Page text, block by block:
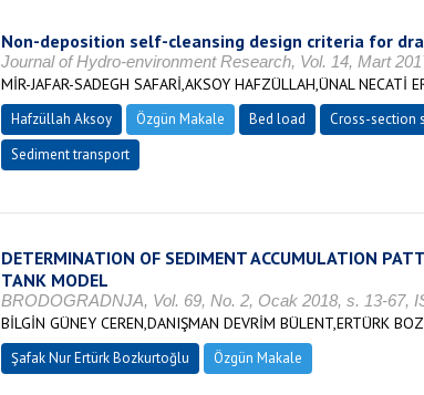
Non-deposition self-cleansing design criteria for
Journal of Hydro-environment Research, Vol. 14, Mart
MİR-JAFAR-SADEGH SAFARİ,AKSOY HAFZÜLLAH,ÜNAL NECATİ
Hafzüllah Aksoy Özgün Makale Bed load Cross-section
Sediment transport
DETERMINATION OF SEDIMENT ACCUMULATION
TANK MODEL
BRODOGRADNJA, Vol. 69, No. 2, Ocak 2018, s. 13-67,
BİLGİN GÜNEY CEREN,DANIŞMAN DEVRİM BÜLENT,ERTÜRK
Şafak Nur Ertürk Bozkurtoğlu Özgün Makale